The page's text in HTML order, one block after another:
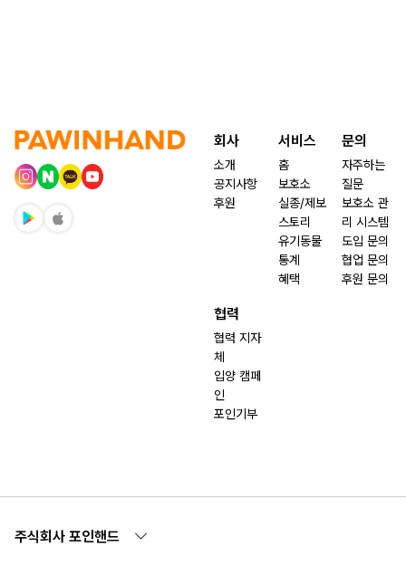
회사
소개
공지사항
후원
서비스
홈
보호소
실종/제보
스토리
유기동물
통계
혜택
문의
자주하는
질문
보호소 관
리 시스템
도입 문의
협업 문의
후원 문의
협력
협력 지자
체
입양 캠페
인
포인기부
주식회사 포인핸드